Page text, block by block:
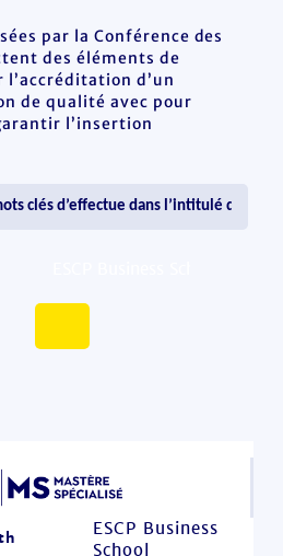
par la Conférence des
des éléments de
d’un
de qualité avec pour
l’insertion
ESCP Business
School